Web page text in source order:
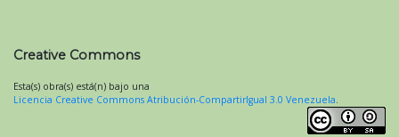
Creative Commons
Esta(s) obra(s) está(n) bajo una
Licencia Creative Commons Atribución-CompartirIgual 3.0 Venezuela.